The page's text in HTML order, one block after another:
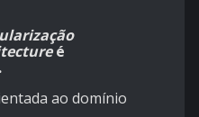
é
ao domínio